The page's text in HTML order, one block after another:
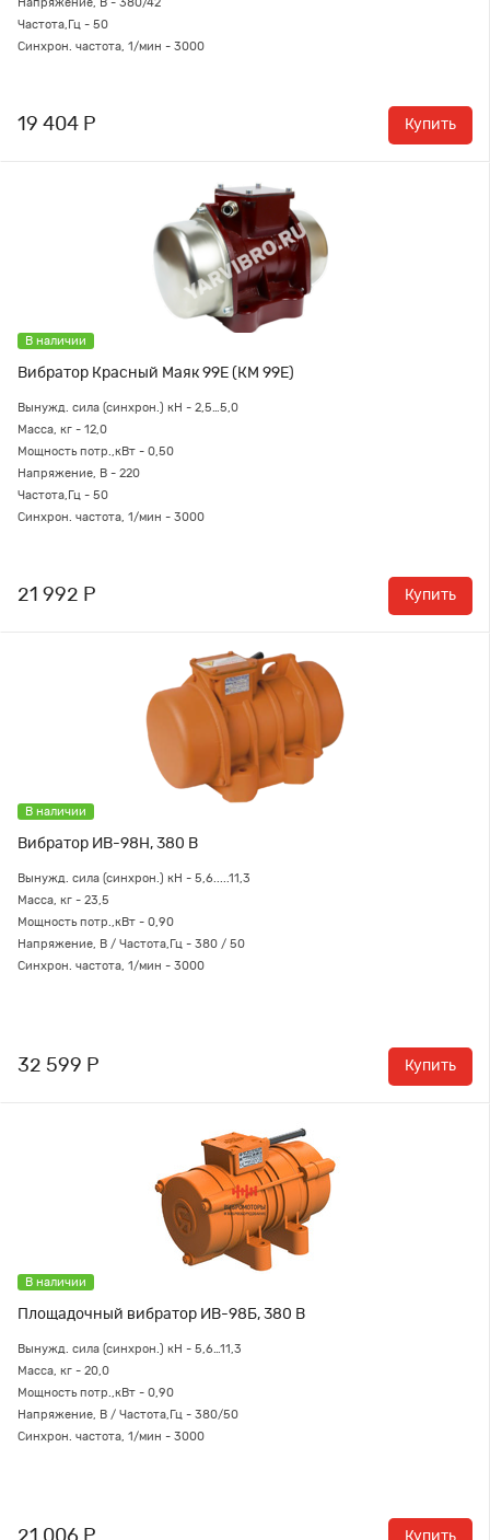
Напряжение, В - 380/42
Частота,Гц - 50
Синхрон. частота, 1/мин - 3000
19 404 Р Купить
В наличии
Вибратор Красный Маяк 99Е (КМ 99Е)
Вынужд. сила (синхрон.) кН - 2,5…5,0
Масса, кг - 12,0
Мощность потр.,кВт - 0,50
Напряжение, В - 220
Частота,Гц - 50
Синхрон. частота, 1/мин - 3000
21 992 Р Купить
В наличии
Вибратор ИВ-98Н, 380 В
Вынужд. сила (синхрон.) кН - 5,6.....11,3
Масса, кг - 23,5
Мощность потр.,кВт - 0,90
Напряжение, В / Частота,Гц - 380 / 50
Синхрон. частота, 1/мин - 3000
32 599 Р Купить
В наличии
Площадочный вибратор ИВ-98Б, 380 В
Вынужд. сила (синхрон.) кН - 5,6…11,3
Масса, кг - 20,0
Мощность потр.,кВт - 0,90
Напряжение, В / Частота,Гц - 380/50
Синхрон. частота, 1/мин - 3000
Купить